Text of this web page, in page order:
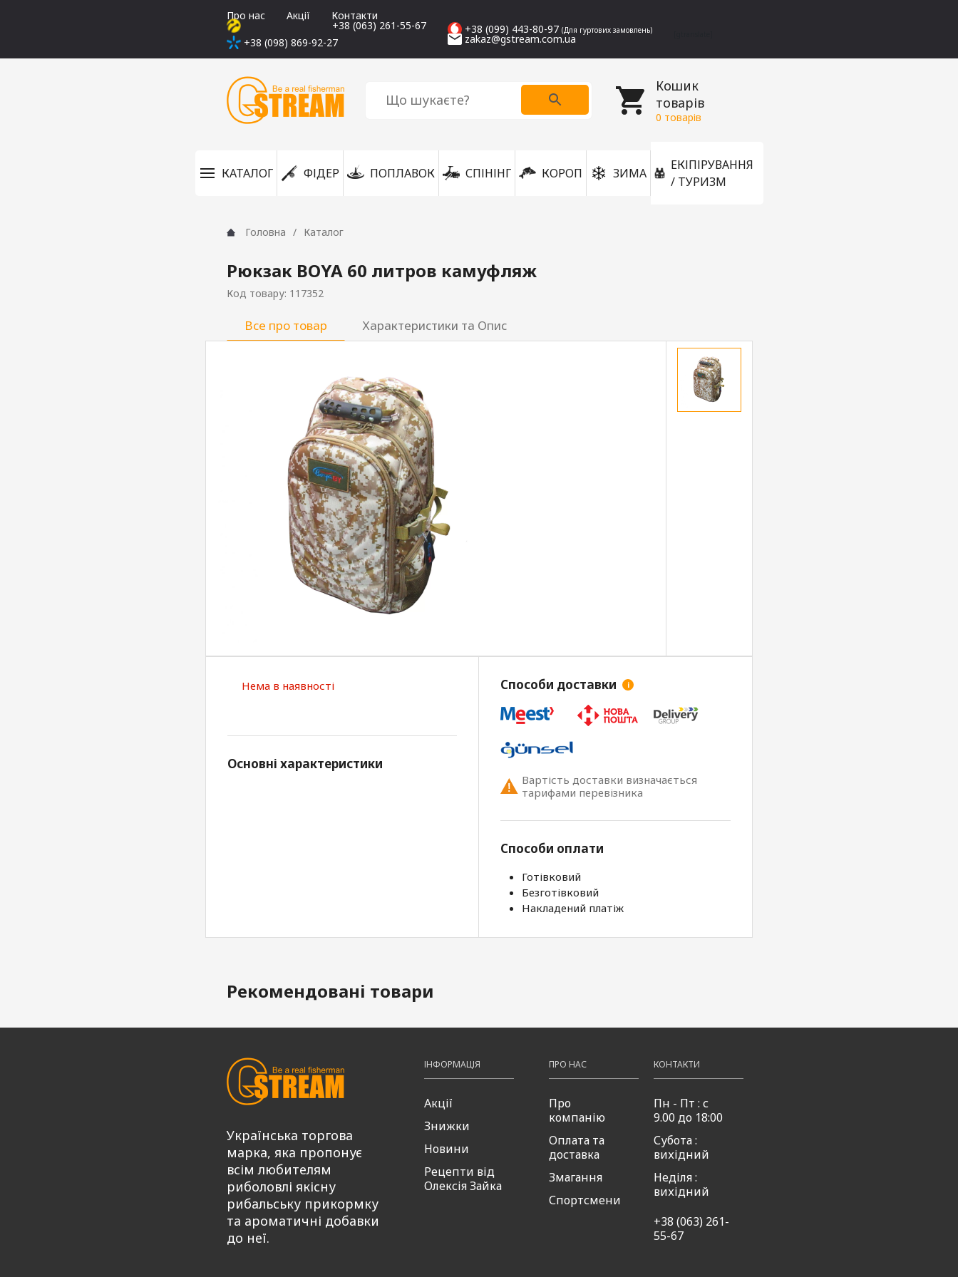
Про нас Акції Контакти
+38 (063) 261-55-67
+38 (098) 869-92-27
+38 (099) 443-80-97 (Для гуртових замовлень)
zakaz@gstream.com.ua
Кошик
товарів
0 товарів
КАТАЛОГ ФІДЕР ПОПЛАВОК СПІНІНГ КОРОП ЗИМА
ЕКІПІРУВАННЯ
/ ТУРИЗМ
Головна Каталог
Рюкзак BOYA 60 литров камуфляж
Код товару: 117352
Все про товар Характеристики та Опис
Нема в наявності
Основні характеристики
Способи доставки i
Вартість доставки визначається
тарифами перевізника
Способи оплати
Готівковий
Безготівковий
Накладений платіж
Рекомендовані товари
Українська торгова
марка, яка пропонує
всім любителям
риболовлі якісну
рибальську прикормку
та ароматичні добавки
до неї.
ІНФОРМАЦІЯ
Акції
Знижки
Новини
Рецепти від
Олексія Зайка
ПРО НАС
Про
компанію
Оплата та
доставка
Змагання
Спортсмени
КОНТАКТИ
Пн - Пт : с
9.00 до 18:00
Субота :
вихідний
Неділя :
вихідний
+38 (063) 261-
55-67